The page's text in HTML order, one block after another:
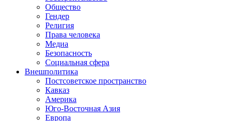
Общество
Гендер
Религия
Права человека
Медиа
Безопасность
Социальная сфера
Внешполитика
Постсоветское пространство
Кавказ
Америка
Юго-Восточная Азия
Европа